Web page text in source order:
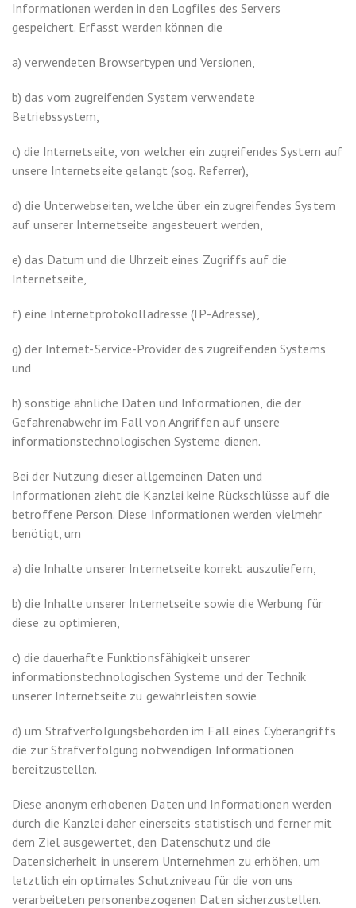
Informationen werden in den Logfiles des Servers
gespeichert. Erfasst werden können die
a) verwendeten Browsertypen und Versionen,
b) das vom zugreifenden System verwendete
Betriebssystem,
c) die Internetseite, von welcher ein zugreifendes System auf
unsere Internetseite gelangt (sog. Referrer),
d) die Unterwebseiten, welche über ein zugreifendes System
auf unserer Internetseite angesteuert werden,
e) das Datum und die Uhrzeit eines Zugriffs auf die
Internetseite,
f) eine Internetprotokolladresse (IP-Adresse),
g) der Internet-Service-Provider des zugreifenden Systems
und
h) sonstige ähnliche Daten und Informationen, die der
Gefahrenabwehr im Fall von Angriffen auf unsere
informationstechnologischen Systeme dienen.
Bei der Nutzung dieser allgemeinen Daten und
Informationen zieht die Kanzlei keine Rückschlüsse auf die
betroffene Person. Diese Informationen werden vielmehr
benötigt, um
a) die Inhalte unserer Internetseite korrekt auszuliefern,
b) die Inhalte unserer Internetseite sowie die Werbung für
diese zu optimieren,
c) die dauerhafte Funktionsfähigkeit unserer
informationstechnologischen Systeme und der Technik
unserer Internetseite zu gewährleisten sowie
d) um Strafverfolgungsbehörden im Fall eines Cyberangriffs
die zur Strafverfolgung notwendigen Informationen
bereitzustellen.
Diese anonym erhobenen Daten und Informationen werden
durch die Kanzlei daher einerseits statistisch und ferner mit
dem Ziel ausgewertet, den Datenschutz und die
Datensicherheit in unserem Unternehmen zu erhöhen, um
letztlich ein optimales Schutzniveau für die von uns
verarbeiteten personenbezogenen Daten sicherzustellen.